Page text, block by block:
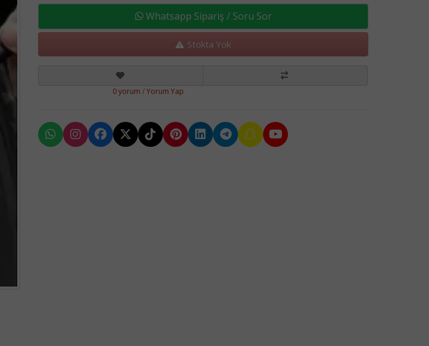
Whatsapp Sipariş / Soru Sor
Stokta Yok
0 yorum /Yorum Yap